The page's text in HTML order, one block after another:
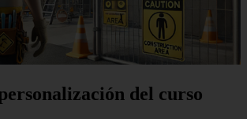
del curso